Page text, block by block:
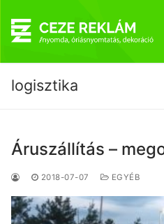
tartalomra
logisztika
Áruszállítás –
2018-07-07 EGYÉB